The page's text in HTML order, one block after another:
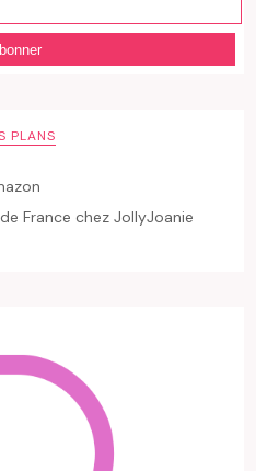
PLANS
France chez JollyJoanie